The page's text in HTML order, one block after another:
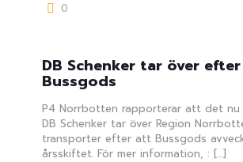
0
DB Schenker tar över efter
Bussgods
P4 Norrbotten rapporterar att det
DB Schenker tar över Region
transporter efter att Bussgods
årsskiftet. För mer information, : […]